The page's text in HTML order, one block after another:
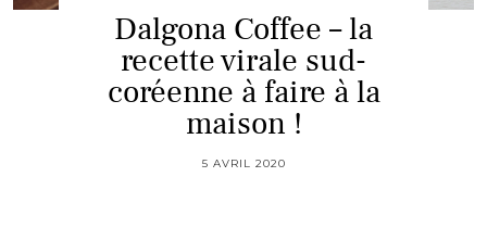
Dalgona Coffee – la
recette virale sud-
coréenne à faire à la
maison !
5 AVRIL 2020